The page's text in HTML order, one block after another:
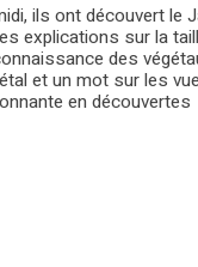
ils ont découvert le
explications sur la
des
et un mot sur les
en découvertes